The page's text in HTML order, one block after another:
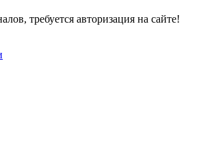
требуется авторизация на сайте!